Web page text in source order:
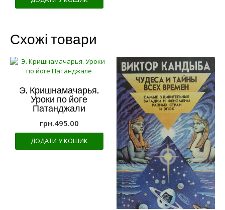
Схожі товари
Э. Кришнамачарья.
Уроки по йоге
Патанджали
грн.495.00
ДОДАТИ У КОШИК